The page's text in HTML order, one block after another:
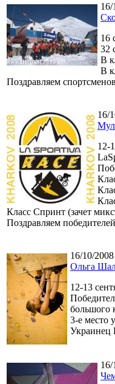
16/
16
32
В
В
Поздравляем
16/
12-
Класс Спринт (зачет
Поздравляем
16/10/2008
Ольга
12-13
большого
3-е
Украинец
16/